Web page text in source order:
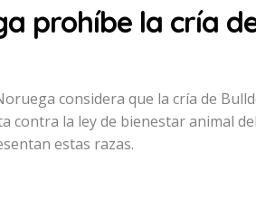
prohíbe la cría
considera que la cría de
contra la ley de bienestar animal
estas razas.